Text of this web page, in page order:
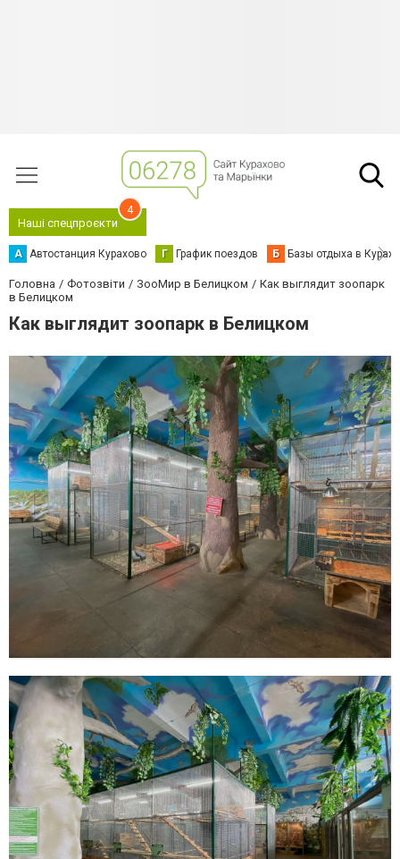
Наші спецпроєкти
4
А Автостанция Курахово Г График поездов Б Базы отдыха в
Головна Фотозвіти ЗооМир в Белицком
Как выглядит зоопарк
в Белицком
Как выглядит зоопарк в Белицком